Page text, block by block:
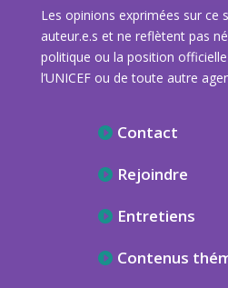
Les opinions exprimées sur ce
auteur.e.s et ne reflètent pas
politique ou la position officielle
l’UNICEF ou de toute autre
Contact
Rejoindre
Entretiens
Contenus